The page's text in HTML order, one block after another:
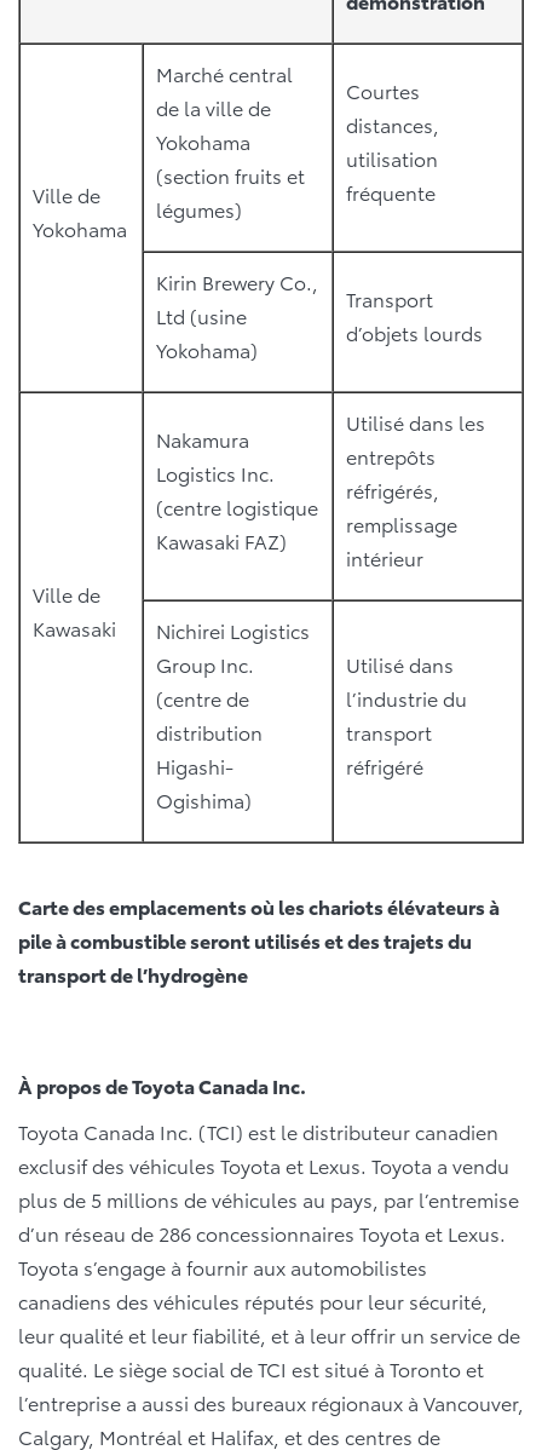
Ville de
Yokohama
Marché central
de la ville de
Yokohama
(section fruits et
légumes)
Courtes
distances,
utilisation
fréquente
Kirin Brewery Co.,
Ltd (usine
Yokohama)
Transport
d’objets lourds
Ville de
Kawasaki
Nakamura
Logistics Inc.
(centre logistique
Kawasaki FAZ)
Utilisé dans les
entrepôts
réfrigérés,
remplissage
intérieur
Nichirei Logistics
Group Inc.
(centre de
distribution
Higashi-
Ogishima)
Utilisé dans
l’industrie du
transport
réfrigéré
Carte des emplacements où les chariots élévateurs à
pile à combustible seront utilisés et des trajets du
transport de l’hydrogène
À propos de Toyota Canada Inc.
Toyota Canada Inc. (TCI) est le distributeur canadien
exclusif des véhicules Toyota et Lexus. Toyota a vendu
plus de 5 millions de véhicules au pays, par l’entremise
d’un réseau de 286 concessionnaires Toyota et Lexus.
Toyota s’engage à fournir aux automobilistes
canadiens des véhicules réputés pour leur sécurité,
leur qualité et leur fiabilité, et à leur offrir un service de
qualité. Le siège social de TCI est situé à Toronto et
l’entreprise a aussi des bureaux régionaux à Vancouver,
Calgary, Montréal et Halifax, et des centres de